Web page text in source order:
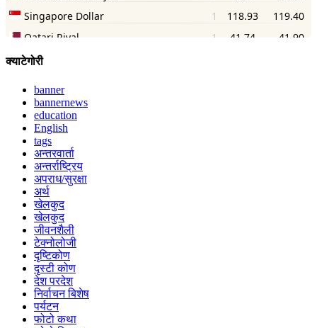
क्याटेगोरी
banner
bannernews
education
English
tags
अन्तरवार्ता
अन्तर्राष्ट्रिय
अपराध/सुरक्षा
अर्थ
खेलकुद
खेलकुद
जीवनशैली
टेक्नोलोजी
दृष्टिकोण
दृस्टी कोण
देश परदेश
निर्वाचन बिशेष
पर्यटन
फोटो कथा